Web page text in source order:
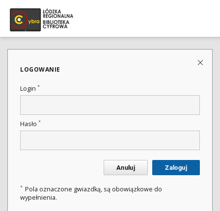
LOGOWANIE
Login *
Hasło *
Anuluj Zaloguj
* Pola oznaczone gwiazdką, są obowiązkowe do
wypełnienia.